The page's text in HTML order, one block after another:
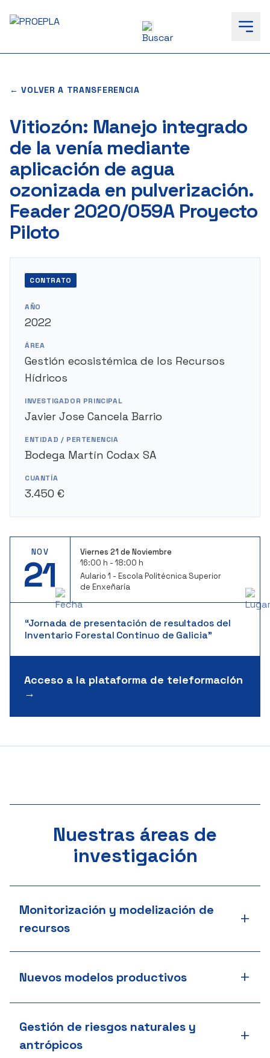
to
content
← VOLVER A TRANSFERENCIA
Vitiozón: Manejo integrado
de la venía mediante
aplicación de agua
ozonizada en pulverización.
Feader 2020/059A Proyecto
Piloto
CONTRATO
AÑO
2022
ÁREA
Gestión ecosistémica de los Recursos
Hídricos
INVESTIGADOR PRINCIPAL
Javier Jose Cancela Barrio
ENTIDAD / PERTENENCIA
Bodega Martín Codax SA
CUANTÍA
3.450 €
NOV
21
Viernes 21 de Noviembre
16:00 h - 18:00 h
Aulario 1 - Escola Politécnica Superior
de Enxeñaría
“Jornada de presentación de resultados del
Inventario Forestal Continuo de Galicia”
Acceso a la plataforma de teleformación
→
Nuestras áreas de
investigación
Monitorización y modelización de
recursos
+
Nuevos modelos productivos +
Gestión de riesgos naturales y
antrópicos
+